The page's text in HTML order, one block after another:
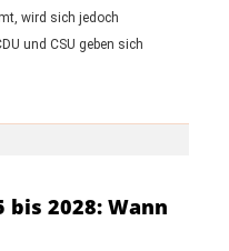
wird sich jedoch
und CSU geben sich
2028: Wann